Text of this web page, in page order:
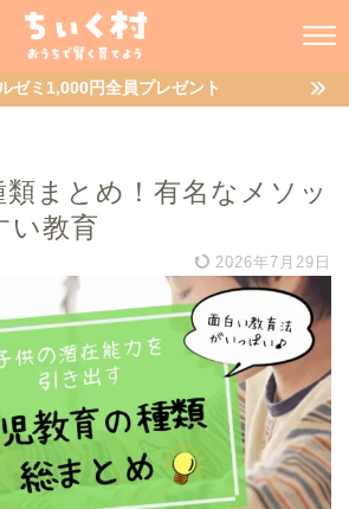
ゼミ1,000円全員プレゼント
まとめ！有名なメソッ
い教育
2026年7月29日